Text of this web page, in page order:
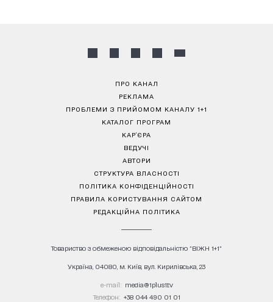
ПРО КАНАЛ
РЕКЛАМА
ПРОБЛЕМИ З ПРИЙОМОМ КАНАЛУ 1+1
КАТАЛОГ ПРОГРАМ
КАР’ЄРА
ВЕДУЧІ
АВТОРИ
СТРУКТУРА ВЛАСНОСТІ
ПОЛІТИКА КОНФІДЕНЦІЙНОСТІ
ПРАВИЛА КОРИСТУВАННЯ САЙТОМ
РЕДАКЦІЙНА ПОЛІТИКА
Товариство з обмеженою відповідальністю "ВІЖН 1+1"
Україна, 04080, м. Київ, вул. Кирилівська, 23
е-mail: media@1plus1.tv
Телефон: +38 044 490 01 01